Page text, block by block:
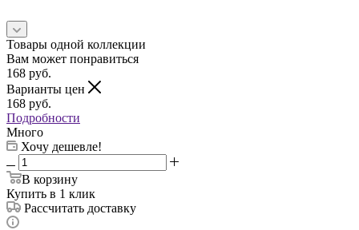
Товары одной коллекции
Вам может понравиться
168 руб.
Варианты цен
168 руб.
Подробности
Много
Хочу дешевле!
В корзину
Купить в 1 клик
Рассчитать доставку